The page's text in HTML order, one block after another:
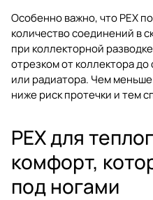
Особенно важно, что PEX
количество соединений в
при коллекторной
отрезком от коллектора
или радиатора. Чем
ниже риск протечки и тем
PEX для
комфорт,
под ногами